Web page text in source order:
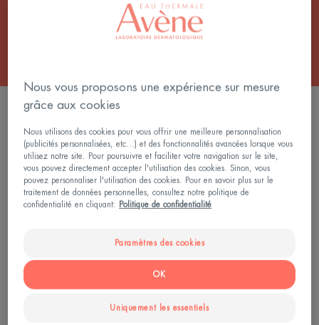
Tous les Soin Solaire Visage Haute Protection
7 résultats pour "Fluide solaire visage"
ULTRA
FLUID
INVISIBLE
SPF50
Soins solaires - Peaux
ULTRA
FLUID
OIL
CONTROL
Soins solaires - Peaux
Nous vous proposons une expérience sur mesure
grâce aux cookies
Nous utilisons des cookies pour vous offrir une meilleure personnalisation
(publicités personnalisées, etc...) et des fonctionnalités avancées lorsque vous
utilisez notre site. Pour poursuivre et faciliter votre navigation sur le site,
vous pouvez directement accepter l'utilisation des cookies. Sinon, vous
pouvez personnaliser l'utilisation des cookies. Pour en savoir plus sur le
traitement de données personnelles, consultez notre politique de
confidentialité en cliquant:
Politique de confidentialité
Paramètres des cookies
Uniquement les essentiels
OK